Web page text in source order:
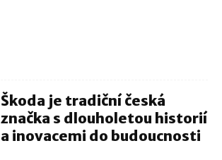
Škoda je tradiční česká
značka s dlouholetou historií
a inovacemi do budoucnosti